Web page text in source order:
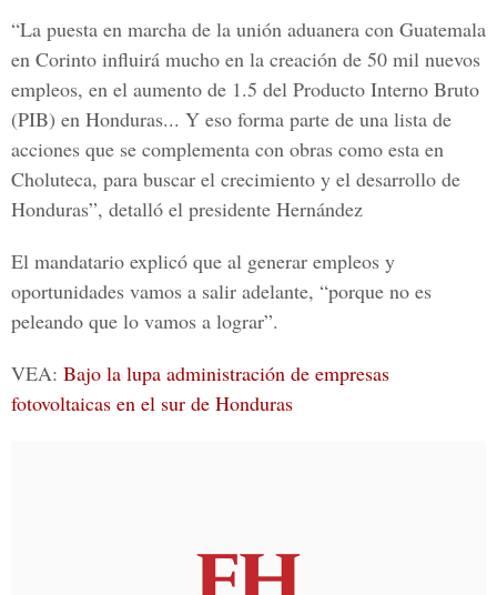
“La puesta en marcha de la unión aduanera con Guatemala
en Corinto influirá mucho en la creación de 50 mil nuevos
empleos, en el aumento de 1.5 del Producto Interno Bruto
(PIB) en Honduras... Y eso forma parte de una lista de
acciones que se complementa con obras como esta en
Choluteca, para buscar el crecimiento y el desarrollo de
Honduras”, detalló el presidente Hernández
El mandatario explicó que al generar empleos y
oportunidades vamos a salir adelante, “porque no es
peleando que lo vamos a lograr”.
VEA: Bajo la lupa administración de empresas
fotovoltaicas en el sur de Honduras